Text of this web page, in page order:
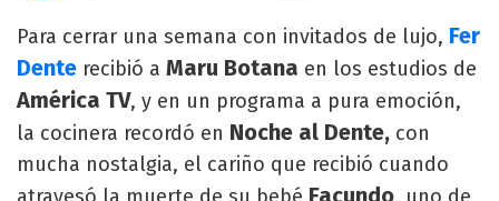
Para cerrar una semana con invitados de lujo, Fer
Dente recibió a Maru Botana en los estudios de
América TV, y en un programa a pura emoción,
la cocinera recordó en Noche al Dente, con
mucha nostalgia, el cariño que recibió cuando
Facundo